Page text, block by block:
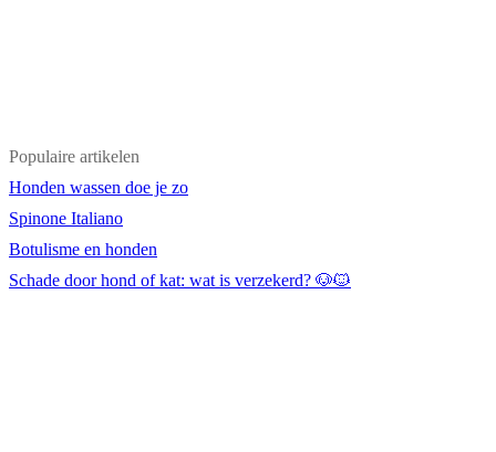
Populaire artikelen
Honden wassen doe je zo
Spinone Italiano
Botulisme en honden
Schade door hond of kat: wat is verzekerd? 🐶🐱